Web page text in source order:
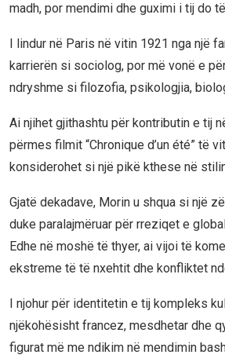
madh, por mendimi dhe guximi i tij do
I lindur në Paris në vitin 1921 nga një
karrierën si sociolog, por më vonë e
ndryshme si filozofia, psikologjia,
Ai njihet gjithashtu për kontributin e tij
përmes filmit “Chronique d’un été” të
konsiderohet si një pikë kthese në
Gjatë dekadave, Morin u shqua si një
duke paralajmëruar për rreziqet e
Edhe në moshë të thyer, ai vijoi të
ekstreme të të nxehtit dhe konfliktet
I njohur për identitetin e tij kompleks
njëkohësisht francez, mesdhetar dhe
figurat më me ndikim në mendimin